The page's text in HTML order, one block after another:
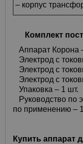
– корпус
Комплект
Аппарат Корона
Электрод с
Электрод с
Электрод с
Упаковка – 1 шт.
Руководство по
по применению –
Купить аппарат